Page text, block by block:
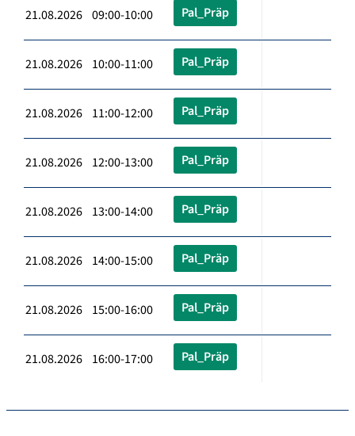
21.08.2026 09:00-10:00 Pal_Präp
21.08.2026 10:00-11:00 Pal_Präp
21.08.2026 11:00-12:00 Pal_Präp
21.08.2026 12:00-13:00 Pal_Präp
21.08.2026 13:00-14:00 Pal_Präp
21.08.2026 14:00-15:00 Pal_Präp
21.08.2026 15:00-16:00 Pal_Präp
21.08.2026 16:00-17:00 Pal_Präp